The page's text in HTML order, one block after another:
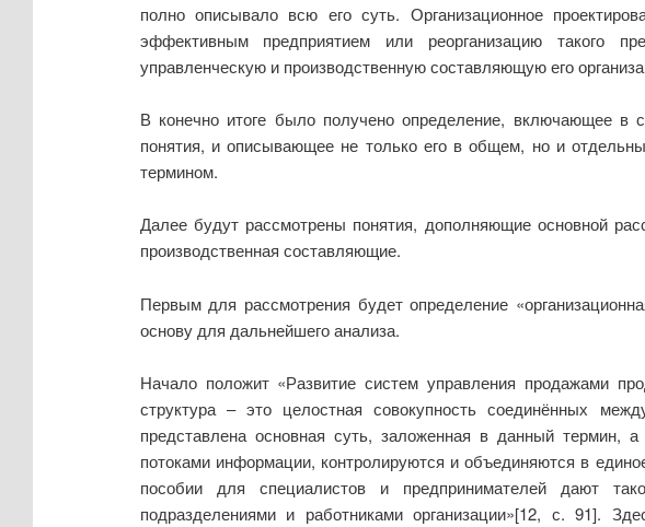
полно описывало всю его суть. Организационное
эффективным предприятием или реорганизацию такого
управленческую и производственную составляющую его
В конечно итоге было получено определение, включающее в
понятия, и описывающее не только его в общем, но и
термином.
Далее будут рассмотрены понятия, дополняющие основной
производственная составляющие.
Первым для рассмотрения будет определение
основу для дальнейшего анализа.
Начало положит «Развитие систем управления продажами
структура – это целостная совокупность соединённых
представлена основная суть, заложенная в данный термин,
потоками информации, контролируются и объединяются в
пособии для специалистов и предпринимателей дают
подразделениями и работниками организации»[12, с. 91].